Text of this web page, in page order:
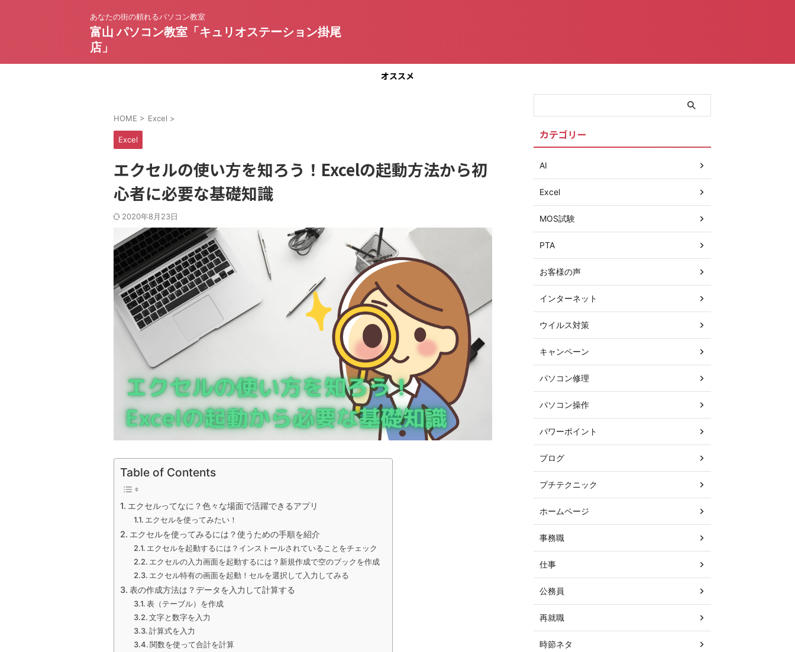
あなたの街の頼れるパソコン教室
富山 パソコン教室「キュリオステーション掛尾
店」
オススメ
HOME > Excel >
Excel
エクセルの使い方を知ろう！Excelの起動方法から初
心者に必要な基礎知識
2020年8月23日
Table of Contents
エクセルってなに？色々な場面で活躍できるアプリ
エクセルを使ってみたい！
エクセルを使ってみるには？使うための手順を紹介
エクセルを起動するには？インストールされていることをチェック
エクセルの入力画面を起動するには？新規作成で空のブックを作成
エクセル特有の画面を起動！セルを選択して入力してみる
表の作成方法は？データを入力して計算する
表（テーブル）を作成
文字と数字を入力
計算式を入力
関数を使って合計を計算
カテゴリー
AI
Excel
MOS試験
PTA
お客様の声
インターネット
ウイルス対策
キャンペーン
パソコン修理
パソコン操作
パワーポイント
ブログ
プチテクニック
ホームページ
事務職
仕事
公務員
再就職
時節ネタ